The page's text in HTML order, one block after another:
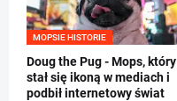
MOPSIE HISTORIE
Doug the Pug - Mops, który
stał się ikoną w mediach i
podbił internetowy świat